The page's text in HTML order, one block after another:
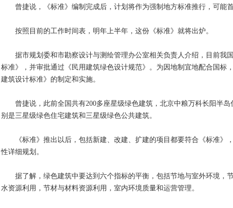
曾捷说，《标准》编制完成后，计划将作为强制地方标准推行，可能首
按照目前的工作时间表，明年上半年，这份《标准》就将出炉。
据市规划委和市勘察设计与测绘管理办公室相关负责人介绍，目前我
标准》，并审批通过《民用建筑绿色设计规范》。为因地制宜地配合国标
建筑设计标准》的制定和实施。
曾捷说，此前全国共有200多座星级绿色建筑，北京中粮万科长阳半岛
别是三星级绿色住宅建筑和三星级绿色公共建筑。
《标准》推出以后，包括新建、改建、扩建的项目都要符合《标准》
性详细规划。
据了解，绿色建筑中要达到六个指标的平衡，包括节地与室外环境，
水资源利用，节材与材料资源利用，室内环境质量和运营管理。